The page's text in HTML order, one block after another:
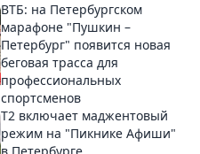
ВТБ: на Петербургском
марафоне "Пушкин –
Петербург" появится новая
беговая трасса для
профессиональных
спортсменов
Т2 включает маджентовый
режим на "Пикнике Афиши"